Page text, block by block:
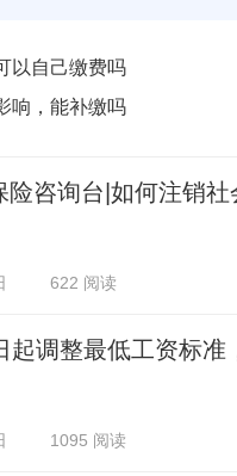
以自己缴费吗
响，能补缴吗
险咨询台|如何注销社
622 阅读
起调整最低工资标准
1095 阅读